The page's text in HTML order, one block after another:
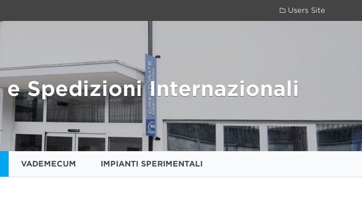
Users Site
Spedizioni Internazionali
VADEMECUM IMPIANTI SPERIMENTALI